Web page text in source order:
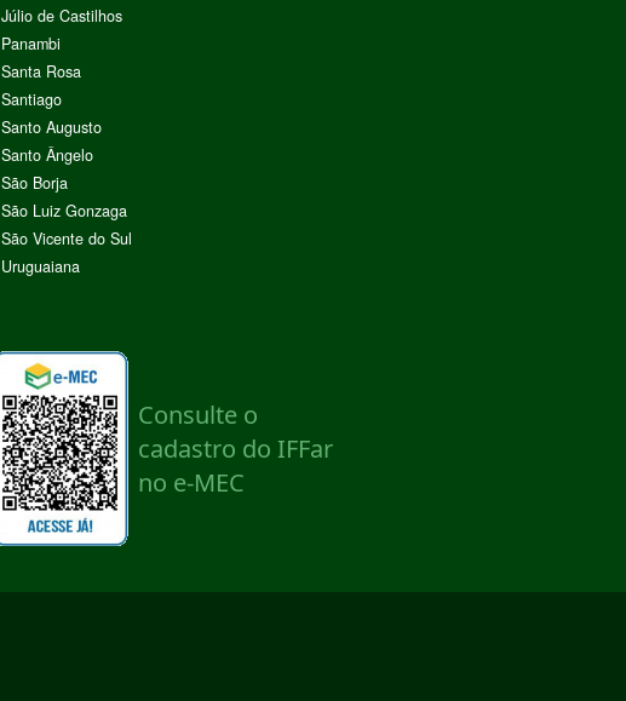
Júlio de Castilhos
Panambi
Santa Rosa
Santiago
Santo Augusto
Santo Ângelo
São Borja
São Luiz Gonzaga
São Vicente do Sul
Uruguaiana